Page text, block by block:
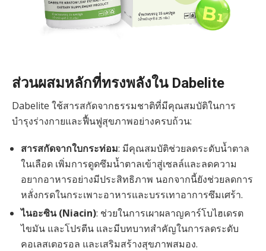
ส่วนผสมหลักที่ทรงพลังใน Dabelite
Dabelite ใช้สารสกัดจากธรรมชาติที่มีคุณสมบัติในการ
บำรุงร่างกายและฟื้นฟูสุขภาพอย่างครบถ้วน:
สารสกัดจากใบกระท่อม: มีคุณสมบัติช่วยลดระดับน้ำตาล
ในเลือด เพิ่มการดูดซึมน้ำตาลเข้าสู่เซลล์และลดความ
อยากอาหารอย่างมีประสิทธิภาพ นอกจากนี้ยังช่วยลดการ
หลั่งกรดในกระเพาะอาหารและบรรเทาอาการซึมเศร้า.
ไนอะซิน (Niacin): ช่วยในการเผาผลาญคาร์โบไฮเดรต
ไขมัน และโปรตีน และมีบทบาทสำคัญในการลดระดับ
คอเลสเตอรอล และเสริมสร้างสุขภาพสมอง.